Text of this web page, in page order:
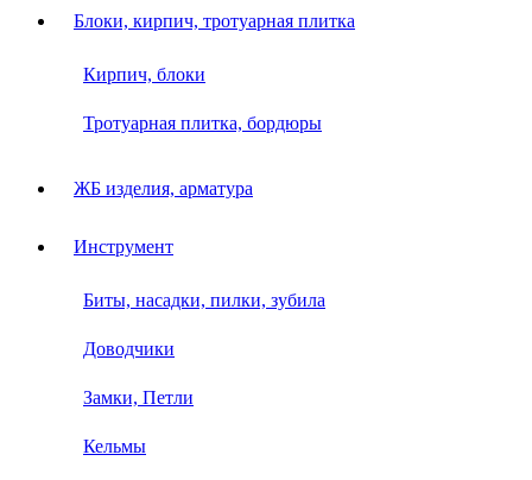
Блоки, кирпич, тротуарная плитка
Кирпич, блоки
Тротуарная плитка, бордюры
ЖБ изделия, арматура
Инструмент
Биты, насадки, пилки, зубила
Доводчики
Замки, Петли
Кельмы